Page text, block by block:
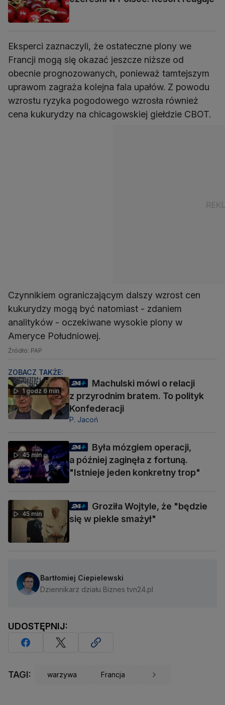
Eksperci zaznaczyli, że ostateczne plony we
Francji mogą się okazać jeszcze niższe od
obecnie prognozowanych, ponieważ tamtejszym
uprawom zagraża kolejna fala upałów. Z powodu
wzrostu ryzyka pogodowego wzrosła również
cena kukurydzy na chicagowskiej giełdzie CBOT.
Czynnikiem ograniczającym dalszy wzrost cen
kukurydzy mogą być natomiast - zdaniem
analityków - oczekiwane wysokie plony w
Ameryce Południowej.
Źródło: PAP
ZOBACZ TAKŻE:
1 godz 6 min
Machulski mówi o relacji
z przyrodnim bratem. To polityk
Konfederacji
P. Jacoń
45 min
Była mózgiem operacji,
a później zaginęła z fortuną.
"Istnieje jeden konkretny trop"
45 min
Groziła Wojtyle, że "będzie
się w piekle smażył"
Bartłomiej Ciepielewski
Dziennikarz działu Biznes tvn24.pl
UDOSTĘPNIJ:
TAGI: warzywa Francja